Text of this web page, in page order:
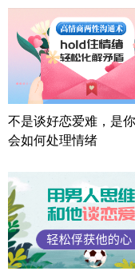
情感
北
微
方案
上
微
方案
广
湖
微
方案
陕
不是谈好恋爱难，是
会如何处理情绪